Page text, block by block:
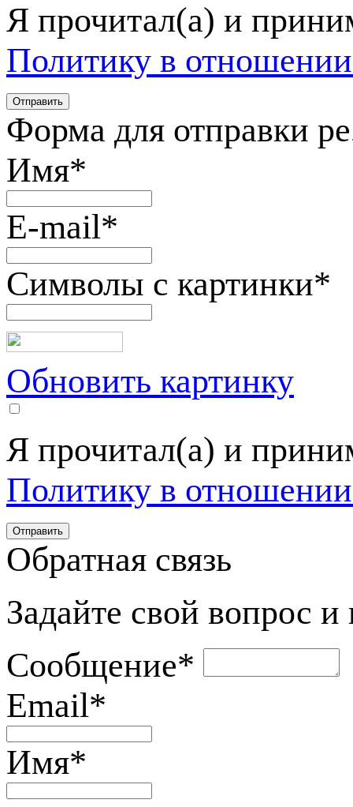
Я прочитал(а) и
Политику в
Форма для отправки
Имя*
E-mail*
Символы с картинки*
Обновить картинку
Я прочитал(а) и
Политику в
Обратная связь
Задайте свой вопрос
Сообщение*
Email*
Имя*